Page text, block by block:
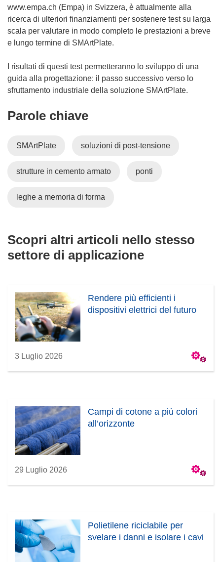
s
i
a
e
i
n
u
s
www.empa.ch (Empa) in Svizzera, è attualmente alla
ricerca di ulteriori finanziamenti per sostenere test su larga
scala per valutare in modo completo le prestazioni a breve
e lungo termine di SMArtPlate.
I risultati di questi test permetteranno lo sviluppo di una
guida alla progettazione: il passo successivo verso lo
sfruttamento industriale della soluzione SMArtPlate.
Parole chiave
SMArtPlate soluzioni di post-tensione
strutture in cemento armato ponti
leghe a memoria di forma
Scopri altri articoli nello stesso
settore di applicazione
Rendere più efficienti i
dispositivi elettrici del futuro
3 Luglio 2026
Campi di cotone a più colori
all’orizzonte
29 Luglio 2026
Polietilene riciclabile per
svelare i danni e isolare i cavi